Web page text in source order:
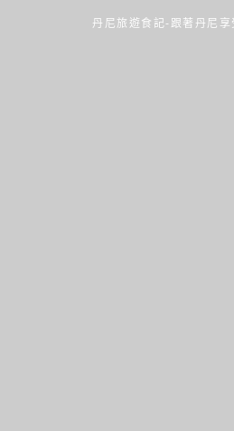
丹尼旅遊食記-跟著丹尼享